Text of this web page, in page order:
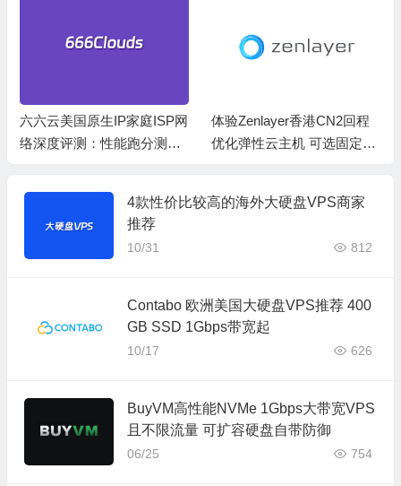
六六云美国原生IP家庭ISP网
络深度评测：性能跑分测
体验Zenlayer香港CN2回程
优化弹性云主机 可选固定带
4款性价比较高的海外大硬盘VPS商家
推荐
10/31 812
Contabo 欧洲美国大硬盘VPS推荐 400
GB SSD 1Gbps带宽起
10/17 626
BuyVM高性能NVMe 1Gbps大带宽VPS
且不限流量 可扩容硬盘自带防御
06/25 754